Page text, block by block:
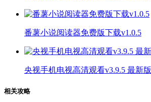
番薯小说阅读器免费版下载v1.0.5
央视手机电视高清观看v3.9.5 最新版
相关攻略